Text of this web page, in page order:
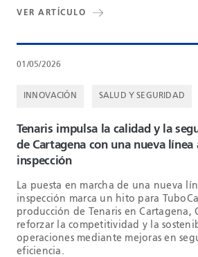
VER ARTÍCULO
01/05/2026
INNOVACIÓN SALUD Y SEGURIDAD
Tenaris impulsa la calidad y la
de Cartagena con una nueva
inspección
La puesta en marcha de una nueva
inspección marca un hito para
producción de Tenaris en Cartagena,
reforzar la competitividad y la
operaciones mediante mejoras en
eficiencia.